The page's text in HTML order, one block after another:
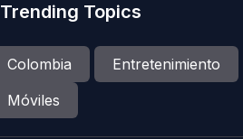
Trending Topics
Colombia Entretenimiento
Móviles